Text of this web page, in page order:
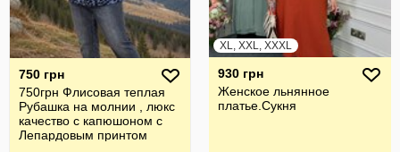
750 грн
750грн Флисовая теплая
Рубашка на молнии , люкс
качество с капюшоном с
Лепардовым принтом
XL, XXL, XXXL
930 грн
Женское льнянное
платье.Сукня